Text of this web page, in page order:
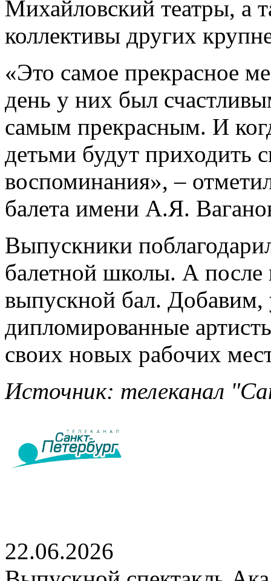
Михайловский театры, а
коллективы других
«Это самое прекрасное
день у них был
самым прекрасным. И
детьми будут приходить
воспоминания», –
балета имени А.Я.
Выпускники
балетной школы. А после
выпускной бал.
дипломированные
своих новых рабочих
Источник: телеканал
22.06.2026